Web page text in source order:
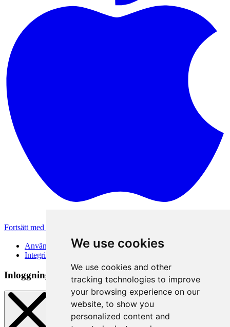
We use cookies
We use cookies and other
tracking technologies to improve
your browsing experience on our
website, to show you
personalized content and
Fortsätt med Apple
Användarvillkor
Integritetspolicy
Inloggningsmetod